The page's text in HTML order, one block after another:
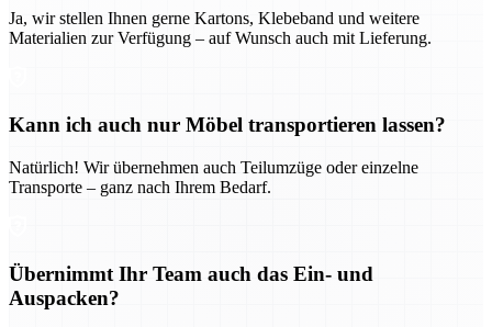
Ja, wir stellen Ihnen gerne Kartons, Klebeband und weitere
Materialien zur Verfügung – auf Wunsch auch mit Lieferung.
Kann ich auch nur Möbel transportieren lassen?
Natürlich! Wir übernehmen auch Teilumzüge oder einzelne
Transporte – ganz nach Ihrem Bedarf.
Übernimmt Ihr Team auch das Ein- und
Auspacken?